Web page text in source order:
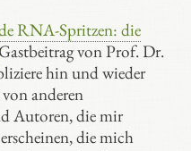
RNA-Spritzen: die
von Prof. Dr.
hin und wieder
anderen
Autoren, die mir
die mich